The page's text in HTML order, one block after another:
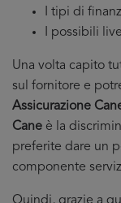
I tipi di
I possibili
Una volta capito
sul fornitore e
Assicurazione
Cane è la
preferite dare un
componente